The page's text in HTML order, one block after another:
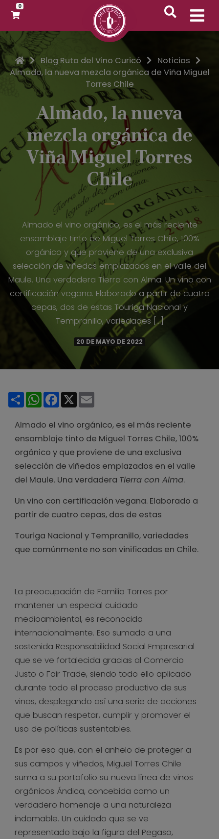
0
InicioBlog Ruta del Vino Curicó
Noticias
Almado, la nueva mezcla orgánica de Viña Miguel
Torres Chile
Almado, la nueva
mezcla orgánica de
Viña Miguel Torres
Chile
Almado el vino orgánico, es el más reciente
ensamblaje tinto de Miguel Torres Chile, 100%
orgánico y que proviene de una exclusiva
selección de viñedos emplazados en el valle del
Maule. Una verdadera Tierra con Alma. Un vino con
certificación vegana. Elaborado a partir de cuatro
cepas, dos de estas Touriga Nacional y
Tempranillo, variedades […]
20 DE MAYO DE 2022
ShareWhatsApp
Facebook
X
Almado el vino orgánico, es el más reciente
ensamblaje tinto de Miguel Torres Chile, 100%
orgánico y que proviene de una exclusiva
selección de viñedos emplazados en el valle
del Maule. Una verdadera Tierra con Alma.
Un vino con certificación vegana. Elaborado a
partir de cuatro cepas, dos de estas
Touriga Nacional y Tempranillo, variedades
que comúnmente no son vinificadas en Chile.
La preocupación de Familia Torres por
mantener un especial cuidado
medioambiental, es reconocida
internacionalmente. Eso sumado a una
sostenida Responsabilidad Social Empresarial
que se ve fortalecida gracias al Comercio
Justo o Fair Trade, siendo todo ello aplicado
durante todo el proceso productivo de sus
vinos, desplegando así una serie de acciones
que buscan respetar, cumplir y promover el
uso de políticas sustentables.
Es por eso que, con el anhelo de proteger a
sus campos y viñedos, Miguel Torres Chile
suma a su portafolio su nueva línea de vinos
orgánicos Ándica, concebida como un
verdadero homenaje a una naturaleza
indomable. Un cuidado que se ve
representado bajo la figura del Pegaso,